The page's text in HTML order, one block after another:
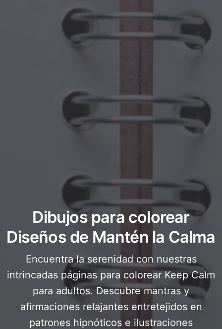
Dibujos para colorear
Diseños de Mantén la Calma
Encuentra la serenidad con nuestras
intrincadas páginas para colorear Keep Calm
para adultos. Descubre mantras y
afirmaciones relajantes entretejidos en
patrones hipnóticos e ilustraciones